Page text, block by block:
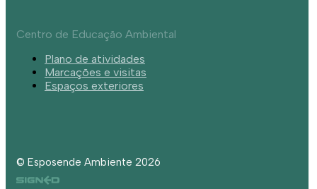
Centro de Educação Ambiental
Plano de atividades
Marcações e visitas
Espaços exteriores
© Esposende Ambiente 2026